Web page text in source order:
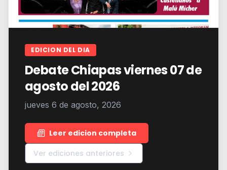
EDICION DEL DIA
Debate Chiapas viernes 07 de
agosto del 2026
jueves 6 de agosto, 2026
Leer edicion completa
Ver ediciones anteriores